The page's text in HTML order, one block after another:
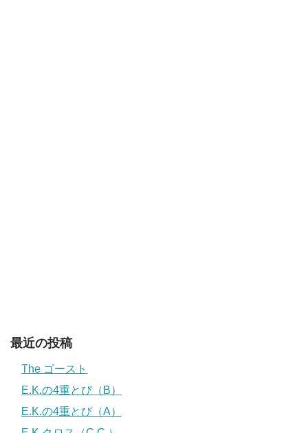
最近の投稿
The ゴースト
E.K.の4重とび（B）
E.K.の4重とび（A）